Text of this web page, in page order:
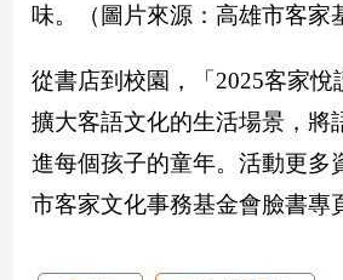
投
專
區
【我
的
觀
味。（圖片來源：高雄市客家
從書店到校園，「2025客家悅
擴大客語文化的生活場景，將
進每個孩子的童年。活動更多
市客家文化事務基金會臉書專